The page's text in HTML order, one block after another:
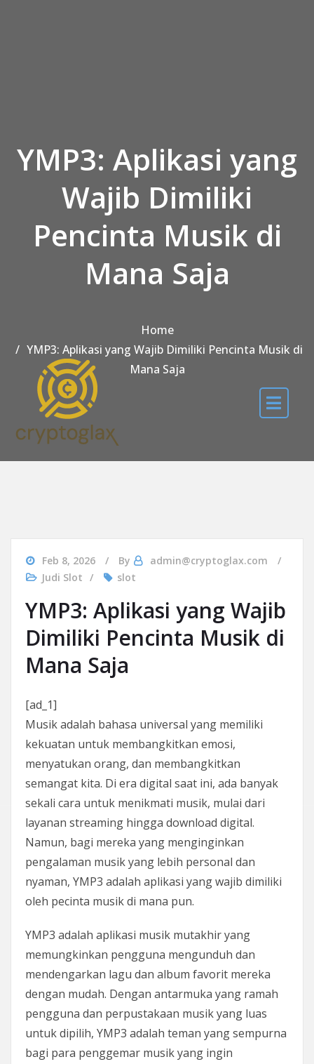
YMP3: Aplikasi yang
Wajib Dimiliki
Pencinta Musik di
Mana Saja
Home
YMP3: Aplikasi yang Wajib Dimiliki Pencinta Musik di
Mana Saja
Feb 8, 2026 By
admin@cryptoglax.com
Judi Slot
slot
YMP3: Aplikasi yang Wajib
Dimiliki Pencinta Musik di
Mana Saja
[ad_1]
Musik adalah bahasa universal yang memiliki
kekuatan untuk membangkitkan emosi,
menyatukan orang, dan membangkitkan
semangat kita. Di era digital saat ini, ada banyak
sekali cara untuk menikmati musik, mulai dari
layanan streaming hingga download digital.
Namun, bagi mereka yang menginginkan
pengalaman musik yang lebih personal dan
nyaman, YMP3 adalah aplikasi yang wajib dimiliki
oleh pecinta musik di mana pun.
YMP3 adalah aplikasi musik mutakhir yang
memungkinkan pengguna mengunduh dan
mendengarkan lagu dan album favorit mereka
dengan mudah. Dengan antarmuka yang ramah
pengguna dan perpustakaan musik yang luas
untuk dipilih, YMP3 adalah teman yang sempurna
bagi para penggemar musik yang ingin